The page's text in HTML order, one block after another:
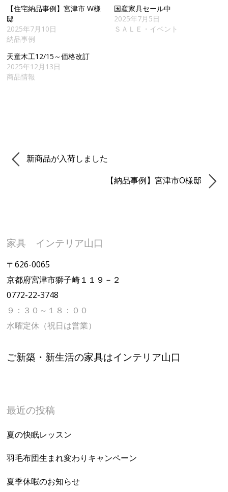
【住宅納品事例】宮津市 W様
邸
2025年7月10日
納品事例
国産家具セール中
2025年7月5日
ＳＡＬＥ・イベント
天童木工12/15～価格改訂
2025年12月13日
商品情報
新商品が入荷しました
【納品事例】宮津市O様邸
家具 インテリア山口
〒626-0065
京都府宮津市獅子崎１１９－２
0772-22-3748
９：３０～１８：００
水曜定休（祝日は営業）
ご新築・新生活の家具はインテリア山口
最近の投稿
夏の快眠レッスン
羽毛布団生まれ変わりキャンペーン
夏季休暇のお知らせ